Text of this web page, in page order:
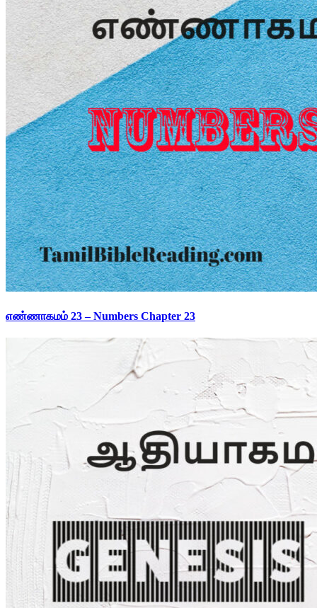
எண்ணாகமம் 23 – Numbers Chapter 23